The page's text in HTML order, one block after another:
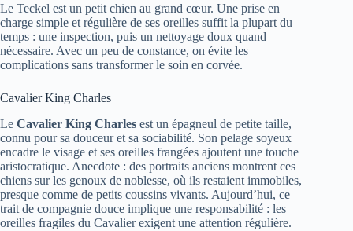
Le Teckel est un petit chien au grand cœur. Une prise en
charge simple et régulière de ses oreilles suffit la plupart du
temps : une inspection, puis un nettoyage doux quand
nécessaire. Avec un peu de constance, on évite les
complications sans transformer le soin en corvée.
Cavalier King Charles
Le Cavalier King Charles est un épagneul de petite taille,
connu pour sa douceur et sa sociabilité. Son pelage soyeux
encadre le visage et ses oreilles frangées ajoutent une touche
aristocratique. Anecdote : des portraits anciens montrent ces
chiens sur les genoux de noblesse, où ils restaient immobiles,
presque comme de petits coussins vivants. Aujourd’hui, ce
trait de compagnie douce implique une responsabilité : les
oreilles fragiles du Cavalier exigent une attention régulière.